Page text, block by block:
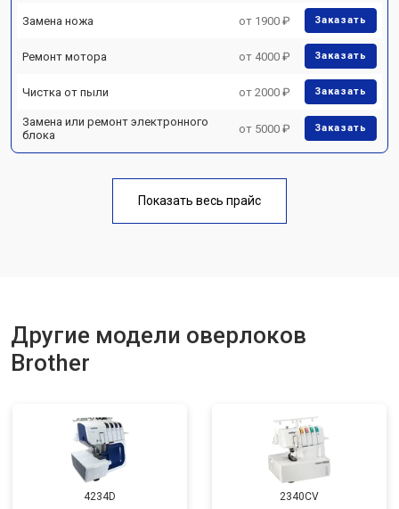
Замена ножа от 1900 ₽ Заказать
Ремонт мотора от 4000 ₽ Заказать
Чистка от пыли от 2000 ₽ Заказать
Замена или ремонт электронного
блока
от 5000 ₽ Заказать
Показать весь прайс
Другие модели оверлоков
Brother
4234D 2340CV